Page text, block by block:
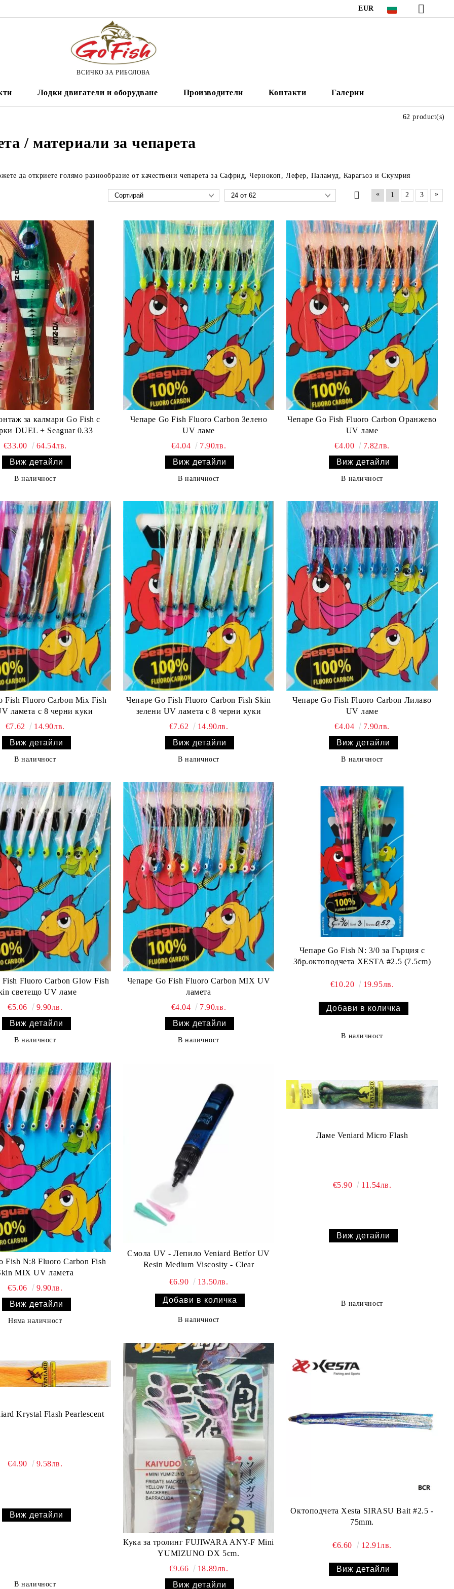
EUR
ВСИЧКО ЗА РИБОЛОВА
Лодки двигатели и оборудване Производители Контакти Галерии
/ материали за чепарета
да откриете голямо разнообразие от качествени чепарета за Сафрид, Чернокоп, Лефер, Паламуд, Карагьоз и Скумрия
62 product(s)
« 1 2 3 »
за калмари Go Fish с
DUEL + Seaguar 0.33
€33.00
64.54лв.
Виж детайли
В наличност
Чепаре Go Fish Fluoro Carbon Зелено
UV ламе
€4.04
7.90лв.
Виж детайли
В наличност
Чепаре Go Fish Fluoro Carbon Оранжево
UV ламе
€4.00
7.82лв.
Виж детайли
В наличност
Fish Fluoro Carbon Mix Fish
ламета с 8 черни куки
€7.62
14.90лв.
Виж детайли
В наличност
Чепаре Go Fish Fluoro Carbon Fish Skin
зелени UV ламета с 8 черни куки
€7.62
14.90лв.
Виж детайли
В наличност
Чепаре Go Fish Fluoro Carbon Лилаво
UV ламе
€4.04
7.90лв.
Виж детайли
В наличност
Fish Fluoro Carbon Glow Fish
светещо UV ламе
€5.06
9.90лв.
Виж детайли
В наличност
Чепаре Go Fish Fluoro Carbon MIX UV
ламета
€4.04
7.90лв.
Виж детайли
В наличност
Чепаре Go Fish N: 3/0 за Гърция с
3бр.октоподчета XESTA #2.5 (7.5cm)
€10.20 19.95лв.
В наличност
Fish N:8 Fluoro Carbon Fish
MIX UV ламета
€5.06
9.90лв.
Виж детайли
Няма наличност
Смола UV - Лепило Veniard Betfor UV
Resin Medium Viscosity - Clear
€6.90
13.50лв.
В наличност
Ламе Veniard Micro Flash
€5.90 11.54лв.
Виж детайли
В наличност
Krystal Flash Pearlescent
€4.90 9.58лв.
Виж детайли
В наличност
Кука за тролинг FUJIWARA ANY-F Mini
YUMIZUNO DX 5cm.
€9.66
18.89лв.
Виж детайли
Октоподчета Xesta SIRASU Bait #2.5 -
75mm.
€6.60 12.91лв.
Виж детайли